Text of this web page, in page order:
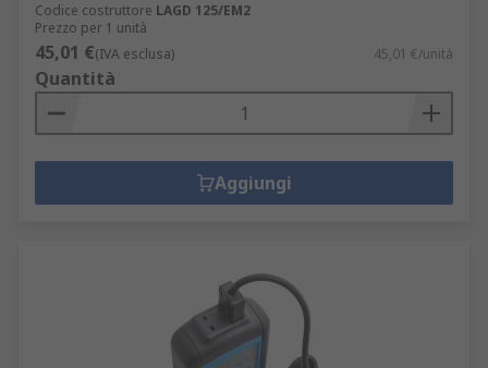
Codice costruttore LAGD 125/EM2
Prezzo per 1 unità
45,01 €(IVA esclusa) 45,01 €/unità
Quantità
Aggiungi